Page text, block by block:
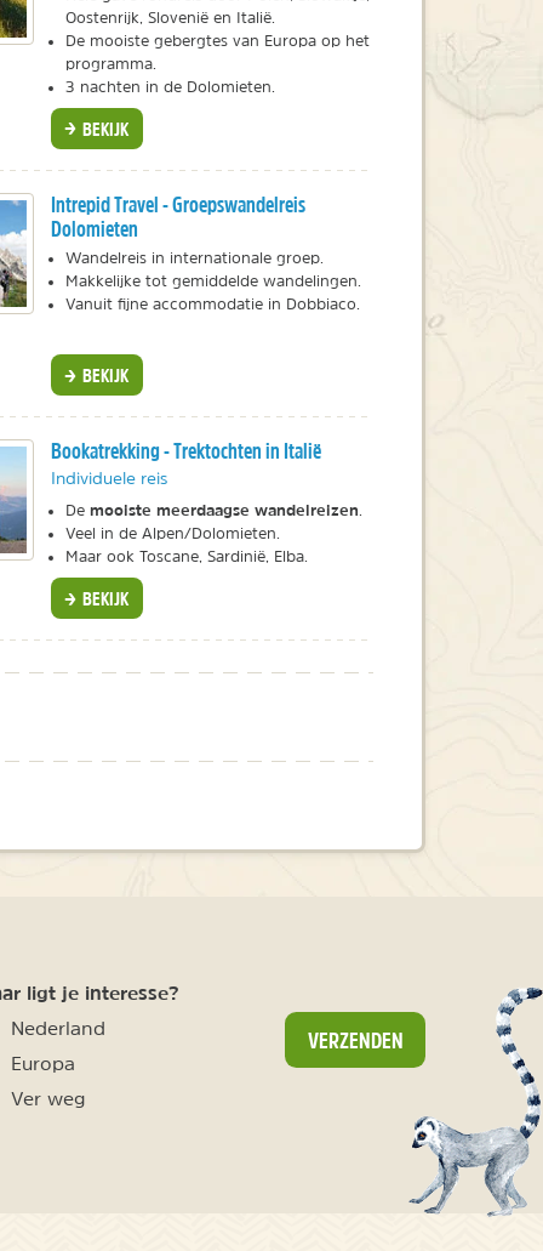
Oostenrijk, Slovenië en Italië.
De mooiste gebergtes van Europa op het
programma.
3 nachten in de Dolomieten.
BEKIJK
Intrepid Travel - Groepswandelreis
Dolomieten
Wandelreis in internationale groep.
Makkelijke tot gemiddelde wandelingen.
Vanuit fijne accommodatie in Dobbiaco.
BEKIJK
Bookatrekking - Trektochten in Italië
Individuele reis
De mooiste meerdaagse wandelreizen
Veel in de Alpen/Dolomieten.
Maar ook Toscane, Sardinië, Elba.
BEKIJK
ligt je interesse?
Nederland
Europa
Ver weg
VERZENDEN